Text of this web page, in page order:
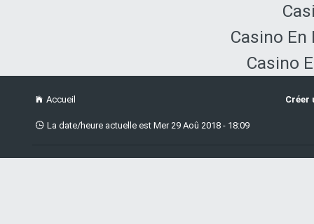
Casino En
Casino
Accueil Créer
La date/heure actuelle est Mer 29 Aoû 2018 - 18:09